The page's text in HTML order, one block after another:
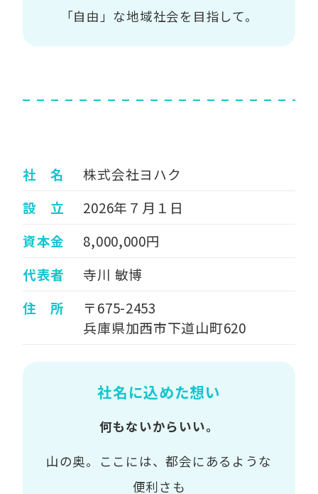
「自由」な地域社会を目指して。
社 名
株式会社ヨハク
設 立
2026年７月１日
資本金
8,000,000円
代表者
寺川 敏博
住 所
〒675-2453
兵庫県加西市下道山町620
社名に込めた想い
何もないからいい。
山の奥。ここには、都会にあるような
便利さも